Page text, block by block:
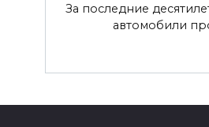
За последние
автомобили